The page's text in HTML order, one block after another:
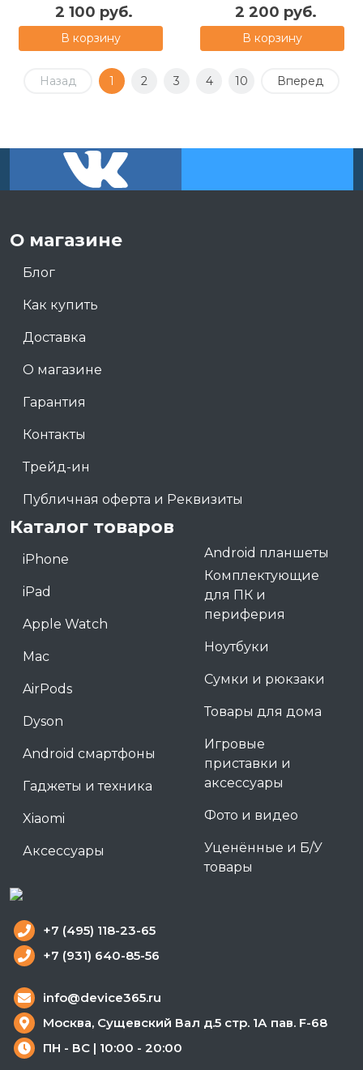
2 100 руб.
В корзину
2 200 руб.
В корзину
Назад 1 2 3 4 10 Вперед
О магазине
Блог
Как купить
Доставка
О магазине
Гарантия
Контакты
Трейд-ин
Публичная оферта и Реквизиты
Каталог товаров
iPhone
iPad
Apple Watch
Mac
AirPods
Dyson
Android смартфоны
Гаджеты и техника
Xiaomi
Аксессуары
Android планшеты
Комплектующие
для ПК и
периферия
Ноутбуки
Сумки и рюкзаки
Товары для дома
Игровые
приставки и
аксессуары
Фото и видео
Уценённые и Б/У
товары
+7 (495) 118-23-65
+7 (931) 640-85-56
info@device365.ru
Москва, Сущевский Вал д.5 стр. 1А пав. F-68
ПН - ВС | 10:00 - 20:00